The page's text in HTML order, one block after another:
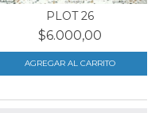
PLOT 26
$6.000,00